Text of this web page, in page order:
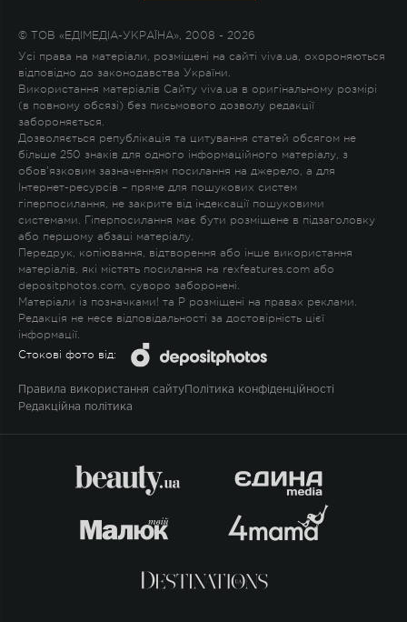
© ТОВ «ЕДІМЕДІА-УКРАЇНА», 2008 - 2026
Усі права на матеріали, розміщені на сайті viva.ua, охороняються
відповідно до законодавства України.
Використання матеріалів Сайту viva.ua в оригінальному розмірі
(в повному обсязі) без письмового дозволу редакції
забороняється.
Дозволяється републікація та цитування статей обсягом не
більше 250 знаків для одного інформаційного матеріалу, з
обов'язковим зазначенням посилання на джерело, а для
Інтернет-ресурсів – пряме для пошукових систем
гіперпосилання, не закрите від індексації пошуковими
системами. Гіперпосилання має бути розміщене в підзаголовку
або першому абзаці матеріалу.
Передрук, копіювання, відтворення або інше використання
матеріалів, які містять посилання на rexfeatures.com або
depositphotos.com, суворо заборонені.
Матеріали із позначками! та P розміщені на правах реклами.
Редакція не несе відповідальності за достовірність цієї
інформації.
Стокові фото від:
Правила використання сайту Політика конфіденційності
Редакційна політика